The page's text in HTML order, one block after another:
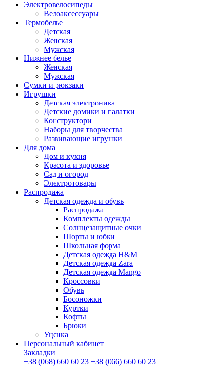
Электровелосипеды
Велоаксессуары
Термобелье
Детская
Женская
Мужская
Нижнее белье
Женская
Мужская
Сумки и рюкзаки
Игрушки
Детская электроника
Детские домики и палатки
Конструктори
Наборы для творчества
Развивающие игрушки
Для дома
Дом и кухня
Красота и здоровье
Сад и огород
Электротовары
Распродажа
Детская одежда и обувь
Распродажа
Комплекты одежды
Солнцезащитные очки
Шорты и юбки
Школьная форма
Детская одежда H&M
Детская одежда Zara
Детская одежда Mango
Кроссовки
Обувь
Босоножки
Куртки
Кофты
Брюки
Уценка
Персональный кабинет
Закладки
+38 (068) 660 60 23 +38 (066) 660 60 23